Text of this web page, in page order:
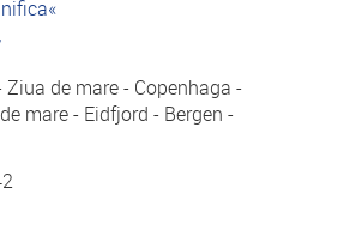
de mare - Copenhaga -
mare - Eidfjord - Bergen -